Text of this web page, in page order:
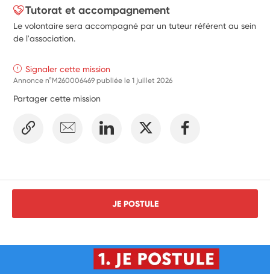
Tutorat et accompagnement
Le volontaire sera accompagné par un tuteur référent au sein
de l'association.
Signaler cette mission
Annonce n°M260006469 publiée le1 juillet 2026
Partager cette mission
JE POSTULE